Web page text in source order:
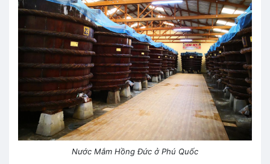
Nước Mắm Hồng Đức ở Phú Quốc